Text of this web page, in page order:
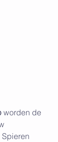
worden de
Spieren